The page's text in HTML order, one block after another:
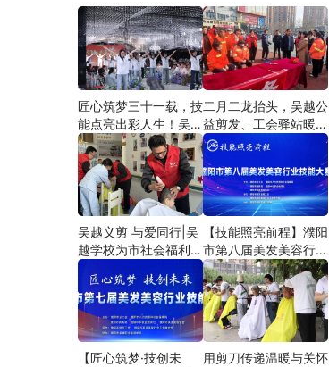
匠心筑梦三十一载，技
能点亮出彩人生！吴越
学校2026年学员学习
成果汇报会圆满成功！
二月二龙抬头，吴越公
益剪发、工会驿站暖人
心——义务剪发情暖户
外劳动者
吴越义剪 与爱同行|吴
越学校为市社会福利院
爱心义剪
【技能照亮前程】濮阳
市第八届美发美容行业
技能大赛圆满闭幕
【匠心筑梦·技创未
用剪刀传递温暖与关怀